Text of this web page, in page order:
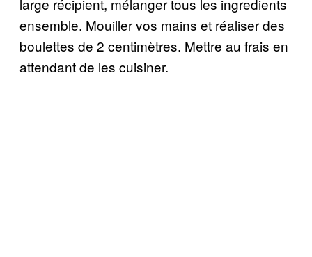
large récipient, mélanger tous les ingredients
ensemble. Mouiller vos mains et réaliser des
boulettes de 2 centimètres. Mettre au frais en
attendant de les cuisiner.